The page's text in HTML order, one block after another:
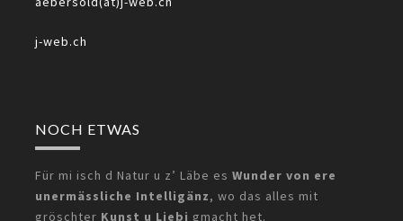
j-web.ch
NOCH ETWAS
Für mi isch d Natur u z’ Läbe es Wunder von ere
unermässliche Intelligänz, wo das alles mit
gröschter Kunst u Liebi gmacht het.